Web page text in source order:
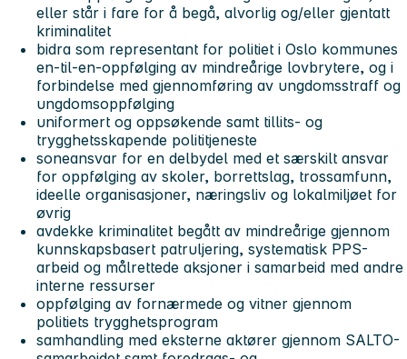
eller står i fare for å begå, alvorlig og/eller gjentatt
kriminalitet
bidra som representant for politiet i Oslo kommunes
en-til-en-oppfølging av mindreårige lovbrytere, og i
forbindelse med gjennomføring av ungdomsstraff og
ungdomsoppfølging
uniformert og oppsøkende samt tillits- og
trygghetsskapende polititjeneste
soneansvar for en delbydel med et særskilt ansvar
for oppfølging av skoler, borrettslag, trossamfunn,
ideelle organisasjoner, næringsliv og lokalmiljøet for
øvrig
avdekke kriminalitet begått av mindreårige gjennom
kunnskapsbasert patruljering, systematisk PPS-
arbeid og målrettede aksjoner i samarbeid med andre
interne ressurser
oppfølging av fornærmede og vitner gjennom
politiets trygghetsprogram
samhandling med eksterne aktører gjennom SALTO-